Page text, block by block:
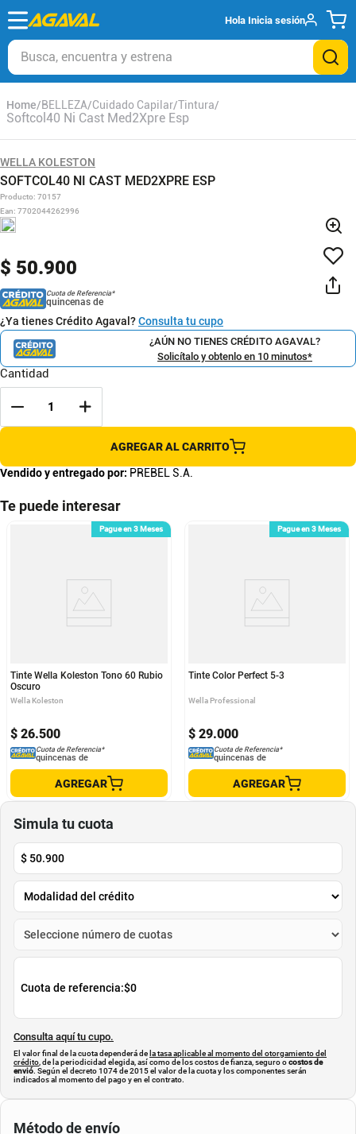
Hola Inicia sesión
Busca, encuentra y estrena
BELLEZA Cuidado Capilar Tintura
Softcol40 Ni Cast Med2Xpre Esp
WELLA KOLESTON
SOFTCOL40 NI CAST MED2XPRE ESP
Producto: 70157
Ean: 7702044262996
$ 50.900
Cuota de Referencia*
quincenas de
¿Ya tienes Crédito Agaval?Consulta tu cupo
¿AÚN NO TIENES CRÉDITO AGAVAL?
Solicítalo y obtenlo en 10 minutos*
Cantidad
AGREGAR AL CARRITO
Vendido y entregado por: PREBEL S.A.
Te puede interesar
Pague en 3 Meses
Tinte Wella Koleston Tono 60 Rubio
Oscuro
Wella Koleston
$ 26.500
Cuota de Referencia*
quincenas de
AGREGAR
Pague en 3 Meses
Tinte Color Perfect 5-3
Wella Professional
$ 29.000
Cuota de Referencia*
quincenas de
AGREGAR
Simula tu cuota
$ 50.900
Cuota de referencia:$0
Consulta aquí tu cupo.
El valor final de la cuota dependerá de la tasa aplicable al momento del otorgamiento del
crédito , de la periodicidad elegida, así como de los costos de fianza, seguro ocostos de
envió. Según el decreto 1074 de 2015 el valor de la cuota y los componentes serán
indicados al momento del pago y en el contrato.
Método de envío